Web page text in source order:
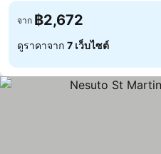
จาก ฿2,672
ดูราคาจาก 7 เว็บไซต์